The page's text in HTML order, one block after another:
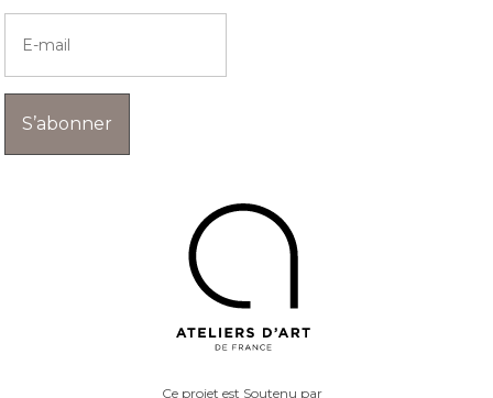
S’abonner
Ce projet est Soutenu par